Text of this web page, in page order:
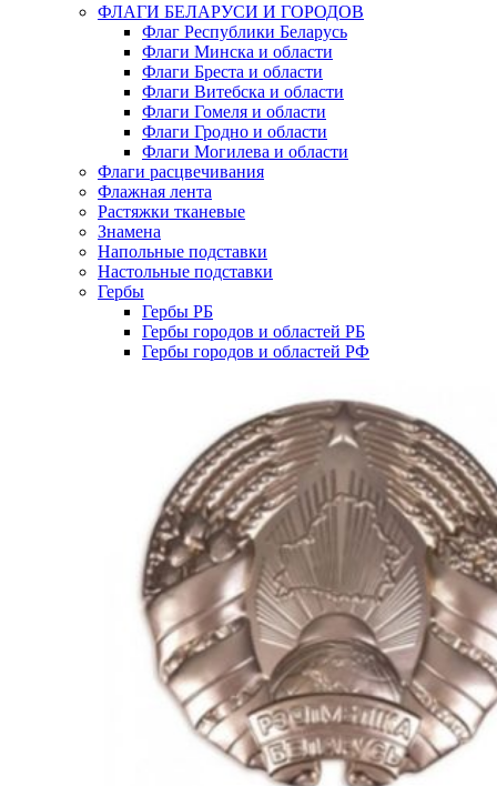
ФЛАГИ БЕЛАРУСИ И ГОРОДОВ
Флаг Республики Беларусь
Флаги Минска и области
Флаги Бреста и области
Флаги Витебска и области
Флаги Гомеля и области
Флаги Гродно и области
Флаги Могилева и области
Флаги расцвечивания
Флажная лента
Растяжки тканевые
Знамена
Напольные подставки
Настольные подставки
Гербы
Гербы РБ
Гербы городов и областей РБ
Гербы городов и областей РФ